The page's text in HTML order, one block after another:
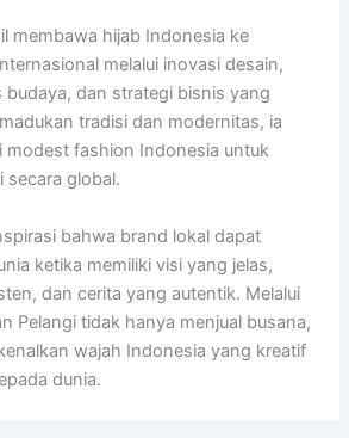
membawa hijab Indonesia ke
melalui inovasi desain,
budaya, dan strategi bisnis yang
tradisi dan modernitas, ia
modest fashion Indonesia untuk
secara global.
bahwa brand lokal dapat
ketika memiliki visi yang jelas,
dan cerita yang autentik. Melalui
Pelangi tidak hanya menjual busana,
wajah Indonesia yang kreatif
dunia.